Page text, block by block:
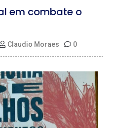
em combate o
Claudio Moraes 0